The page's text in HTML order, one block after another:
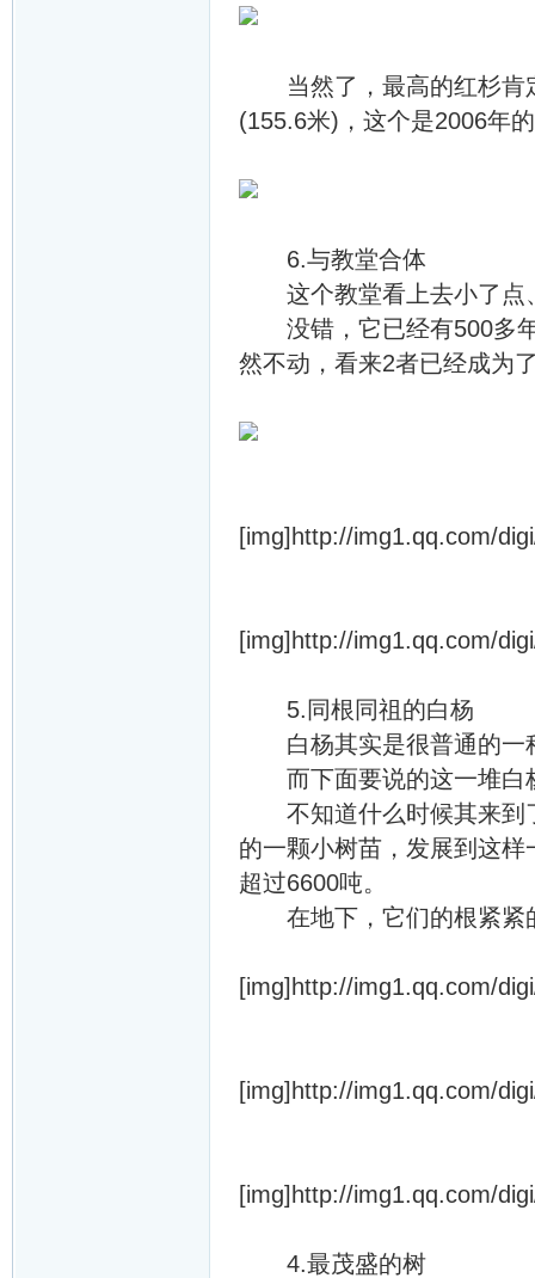
当然了，最高的红杉肯
(155.6米)，这个是2006年
6.与教堂合体
这个教堂看上去小了点
没错，它已经有500多年
然不动，看来2者已经成为
[img]http://img1.qq.com/
[img]http://img1.qq.com/
5.同根同祖的白杨
白杨其实是很普通的一
而下面要说的这一堆白
不知道什么时候其来到
的一颗小树苗，发展到这
超过6600吨。
在地下，它们的根紧紧
[img]http://img1.qq.com/
[img]http://img1.qq.com/
[img]http://img1.qq.com/
4.最茂盛的树